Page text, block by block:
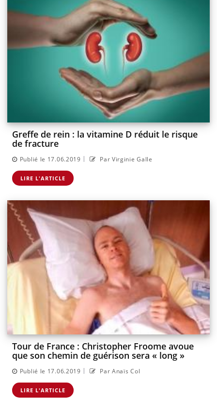
Greffe de rein : la vitamine D réduit le risque
de fracture
Publié le 17.06.2019 | Par Virginie Galle
LIRE L'ARTICLE
Tour de France : Christopher Froome avoue
que son chemin de guérison sera « long »
Publié le 17.06.2019 | Par Anaïs Col
LIRE L'ARTICLE